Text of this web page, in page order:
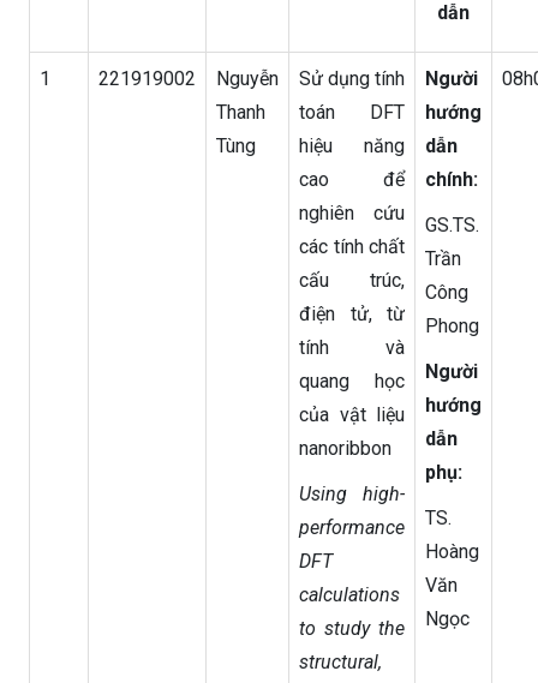
dẫn
1 221919002
Nguyễn
Thanh
Tùng
Sử dụng tính
toán DFT
hiệu năng
cao để
nghiên cứu
các tính chất
cấu trúc,
điện tử, từ
tính và
quang học
của vật liệu
nanoribbon
Using high-
performance
DFT
calculations
to study the
structural,
Người
hướng
dẫn
chính:
GS.TS.
Trần
Công
Phong
Người
hướng
dẫn
phụ:
TS.
Hoàng
Văn
Ngọc